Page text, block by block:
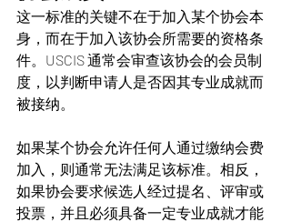
这一标准的关键不在于加入某个协会本
身，而在于加入该协会所需要的资格条
件。USCIS 通常会审查该协会的会员制
度，以判断申请人是否因其专业成就而
被接纳。
如果某个协会允许任何人通过缴纳会费
加入，则通常无法满足该标准。相反，
如果协会要求候选人经过提名、评审或
投票，并且必须具备一定专业成就才能